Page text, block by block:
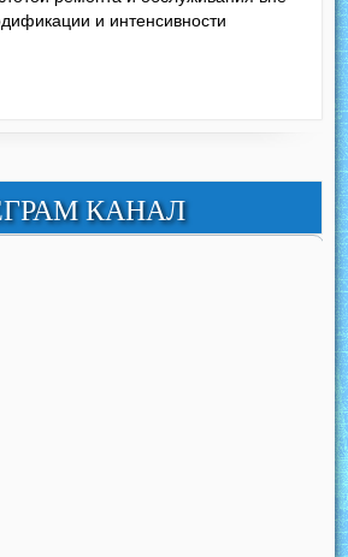
и интенсивности
КАНАЛ